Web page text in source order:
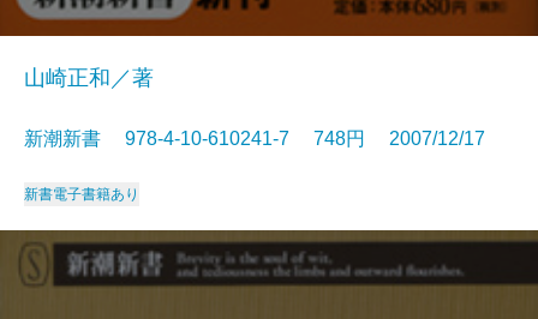
山崎正和／著
新潮新書 978-4-10-610241-7 748円 2007/12/17
新書電子書籍あり